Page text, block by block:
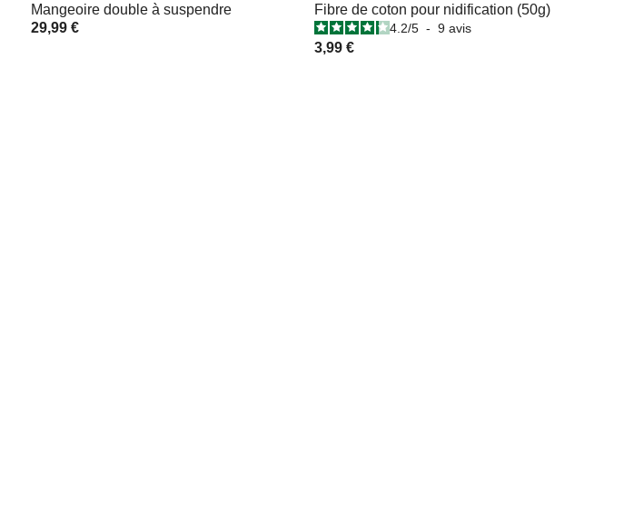
Mangeoire double à suspendre
29,99 €
Fibre de coton pour nidification (50g)
4.2/5 - 9 avis
3,99 €